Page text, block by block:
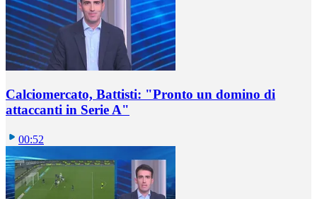
Calciomercato, Battisti: "Pronto un domino di
attaccanti in Serie A"
00:52